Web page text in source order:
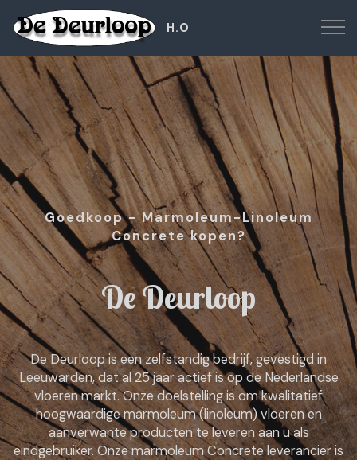
H.O
Goedkoop - Marmoleum-Linoleum
Concrete kopen?
De Deurloop
De Deurloop is een zelfstandig bedrijf, gevestigd in
Leeuwarden, dat al 25 jaar actief is op de Nederlandse
vloeren markt. Onze doelstelling is om kwalitatief
hoogwaardige marmoleum (linoleum) vloeren en
aanverwante producten te leveren aan u als
eindgebruiker. Onze marmoleum Concrete leverancier is